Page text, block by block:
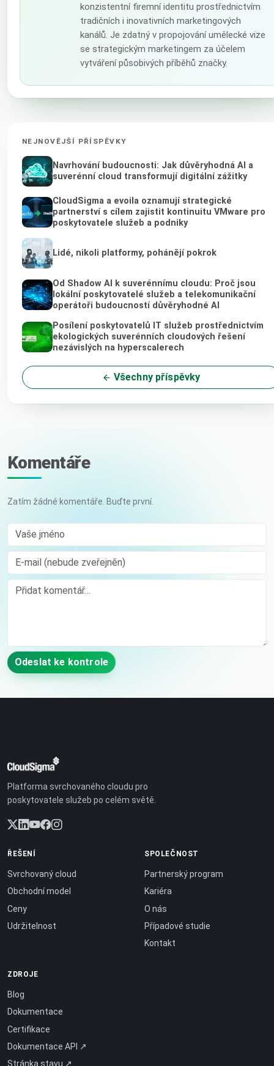
konzistentní firemní identitu prostřednictvím
tradičních i inovativních marketingových
kanálů. Je zdatný v propojování umělecké vize
se strategickým marketingem za účelem
vytváření působivých příběhů značky.
NEJNOVĚJŠÍ PŘÍSPĚVKY
Navrhování budoucnosti: Jak důvěryhodná AI a
suverénní cloud transformují digitální zážitky
CloudSigma a evoila oznamují strategické
partnerství s cílem zajistit kontinuitu VMware pro
poskytovatele služeb a podniky
Lidé, nikoli platformy, pohánějí pokrok
Od Shadow AI k suverénnímu cloudu: Proč jsou
lokální poskytovatelé služeb a telekomunikační
operátoři budoucností důvěryhodné AI
Posílení poskytovatelů IT služeb prostřednictvím
ekologických suverénních cloudových řešení
nezávislých na hyperscalerech
Všechny příspěvky
Komentáře
Zatím žádné komentáře. Buďte první.
Vaše jméno
E-mail (nebude zveřejněn)
Comment
Odeslat ke kontrole
Platforma svrchovaného cloudu pro
poskytovatele služeb po celém světě.
ŘEŠENÍ
Svrchovaný cloud
Obchodní model
Ceny
Udržitelnost
SPOLEČNOST
Partnerský program
Kariéra
O nás
Případové studie
Kontakt
ZDROJE
Blog
Dokumentace
Certifikace
Dokumentace API ↗
Stránka stavu ↗